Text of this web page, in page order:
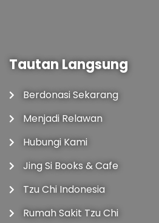
Tautan Langsung
Berdonasi Sekarang
Menjadi Relawan
Hubungi Kami
Jing Si Books & Cafe
Tzu Chi Indonesia
Rumah Sakit Tzu Chi